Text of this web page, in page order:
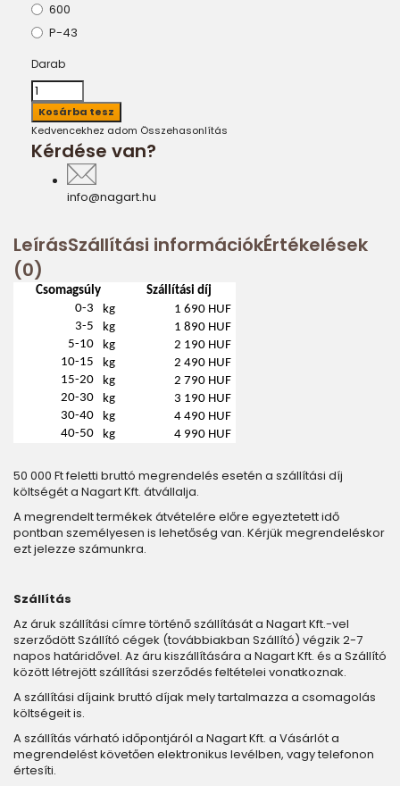
600
P-43
Darab
Kedvencekhez adom Összehasonlítás
Kérdése van?
info@nagart.hu
LeírásSzállítási információkÉrtékelések
(0)
Csomagsúly
Szállítási díj
0-3
kg
1 690 HUF
3-5
kg
1 890 HUF
5-10
kg
2 190 HUF
10-15
kg
2 490 HUF
15-20
kg
2 790 HUF
20-30
kg
3 190 HUF
30-40
kg
4 490 HUF
40-50
kg 4 990 HUF
50 000 Ft feletti bruttó megrendelés esetén a szállítási díj
költségét a Nagart Kft. átvállalja.
A megrendelt termékek átvételére előre egyeztetett idő
pontban személyesen is lehetőség van. Kérjük megrendeléskor
ezt jelezze számunkra.
Szállítás
Az áruk szállítási címre történő szállítását a Nagart Kft.-vel
szerződött Szállító cégek (továbbiakban Szállító) végzik 2-7
napos határidővel. Az áru kiszállítására a Nagart Kft. és a Szállító
között létrejött szállítási szerződés feltételei vonatkoznak.
A szállítási díjaink bruttó díjak mely tartalmazza a csomagolás
költségeit is.
A szállítás várható időpontjáról a Nagart Kft. a Vásárlót a
megrendelést követően elektronikus levélben, vagy telefonon
értesíti.